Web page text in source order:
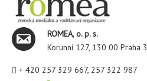
ROMEA, o. p. s.
Korunní 127, 130 00 Praha 3
+ 420 257 329 667, 257 322 987